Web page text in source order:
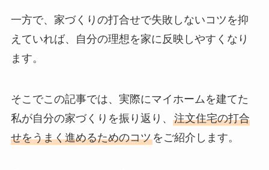
一方で、家づくりの打合せで失敗しないコツを抑
えていれば、自分の理想を家に反映しやすくなり
ます。
そこでこの記事では、実際にマイホームを建てた
私が自分の家づくりを振り返り、 注文住宅の打合
せをうまく進めるためのコツをご紹介します。